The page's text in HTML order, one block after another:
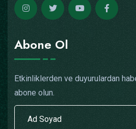
Abone Ol
Etkinliklerden ve duyurulardan
abone olun.